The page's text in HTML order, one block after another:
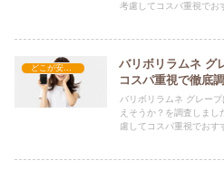
考慮してコスパ重視でお
どこが安い？-お菓子・スイーツ・アイス
バリボリラムネ グ
コスパ重視で徹底
バリボリラムネ グレー
えそうか？を調査しま
慮してコスパ重視でおす